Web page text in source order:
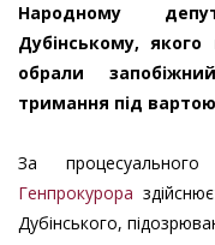
Народному
Дубінському,
обрали
тримання під
За
Генпрокурора
Дубінського,